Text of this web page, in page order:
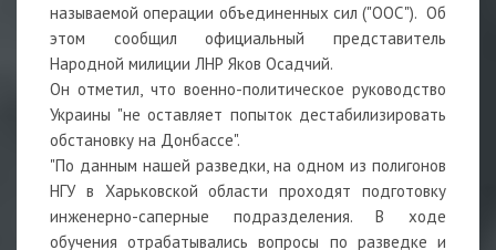
называемой операции объединенных сил ("ООС"). Об
этом сообщил официальный представитель
Народной милиции ЛНР Яков Осадчий.
Он отметил, что военно-политическое руководство
Украины "не оставляет попыток дестабилизировать
обстановку на Донбассе".
"По данным нашей разведки, на одном из полигонов
НГУ в Харьковской области проходят подготовку
инженерно-саперные подразделения. В ходе
обучения отрабатывались вопросы по разведке и